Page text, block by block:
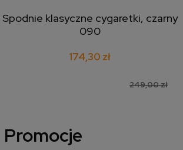
dodaj do koszyka
Spodnie klasyczne cygaretki, czarny
090
249,00 zł
174,30 zł
Promocje